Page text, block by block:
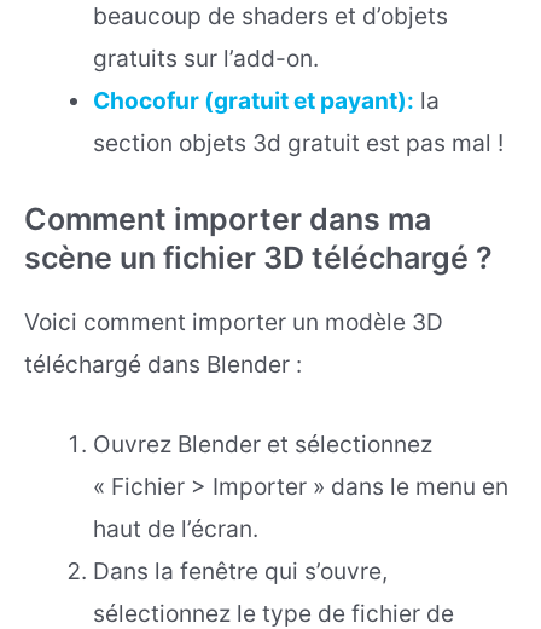
beaucoup de shaders et d’objets
gratuits sur l’add-on.
Chocofur (gratuit et payant): la
section objets 3d gratuit est pas mal !
Comment importer dans ma
scène un fichier 3D téléchargé ?
Voici comment importer un modèle 3D
téléchargé dans Blender :
Ouvrez Blender et sélectionnez
« Fichier > Importer » dans le menu en
haut de l’écran.
Dans la fenêtre qui s’ouvre,
sélectionnez le type de fichier de